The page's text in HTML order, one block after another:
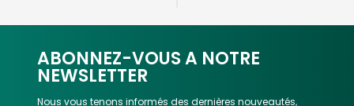
ABONNEZ-VOUS A NOTRE
NEWSLETTER
Nous vous tenons informés des dernières nouveautés,